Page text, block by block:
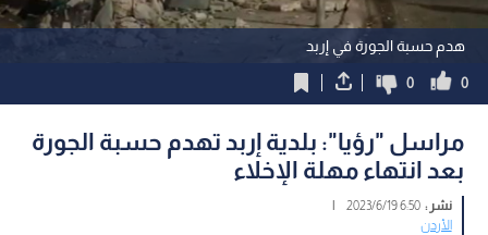
هدم حسبة الجورة في إربد
0
0
مراسل "رؤيا": بلدية إربد تهدم حسبة الجورة
بعد انتهاء مهلة الإخلاء
نشر :6:50 2023/6/19
|
الأردن